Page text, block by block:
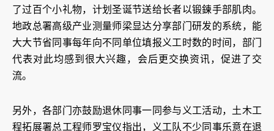
了过百个小礼物，计划圣诞节送给长者以锻鍊手部肌肉。
地政总署高级产业测量师梁显达分享部门研发的系统，能
大大节省同事每年向不同单位填报义工时数的时间，部门
代表对此均感到很大兴趣，会后更交换资讯，促进了交
流。
另外，各部门亦鼓励退休同事一同参与义工活动，土木工
程拓展署总工程师罗宝仪指出，义工队不少同事乐意在退